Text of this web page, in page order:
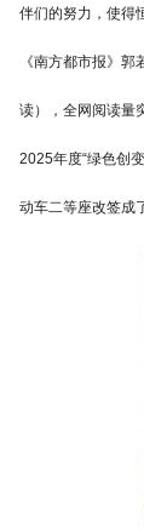
伴们的努力，使得
《南方都市报》
读），全网阅读量
2025年度“绿色创
动车二等座改签成